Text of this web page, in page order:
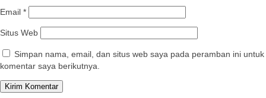
Email *
Situs Web
Simpan nama, email, dan situs web saya pada peramban ini untuk
komentar saya berikutnya.